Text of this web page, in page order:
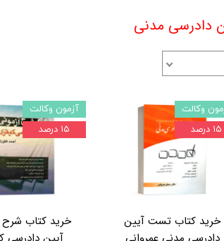
دادرسی مدنی
خرید کتاب تست آیین
وکالت
۱۵ درصد
خرید کتاب شرح
آزمون وکالت
۱۵ درصد